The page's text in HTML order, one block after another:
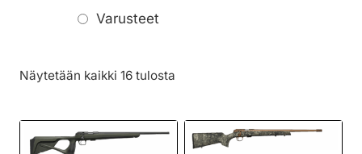
Näytetään kaikki 16 tulosta
Varusteet